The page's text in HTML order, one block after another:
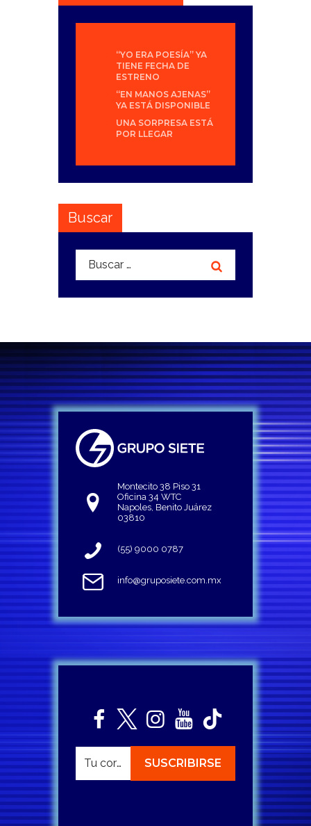
“YO ERA POESÍA” YA
TIENE FECHA DE
ESTRENO
“EN MANOS AJENAS”
YA ESTÁ DISPONIBLE
UNA SORPRESA ESTÁ
POR LLEGAR
Buscar
Buscar:
Montecito 38 Piso 31
Oficina 34 WTC
Napoles, Benito Juárez
03810
(55) 9000 0787
info@gruposiete.com.mx